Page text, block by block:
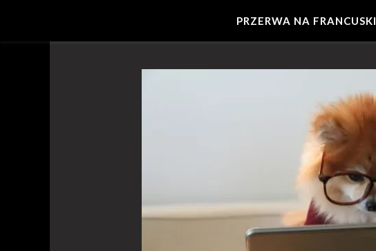
PRZERWA NA FRANCUSKI